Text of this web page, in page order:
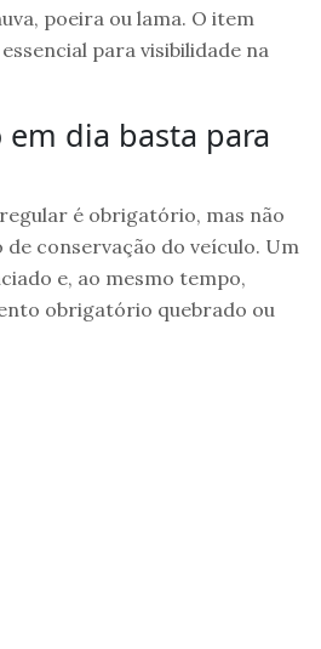
poeira ou lama. O item
para visibilidade na
dia basta para
é obrigatório, mas não
conservação do veículo. Um
e, ao mesmo tempo,
obrigatório quebrado ou